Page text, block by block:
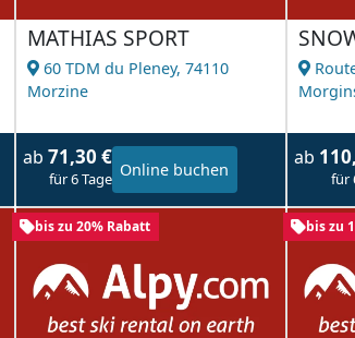
MATHIAS SPORT
60 TDM du Pleney, 74110
Morzine
ab 71,30 €
für 6 Tage Online buchen
ab
für
bis zu 20% Rabatt bis zu